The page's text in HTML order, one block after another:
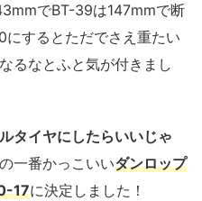
でBT-39は147mmで断
するとただでさえ重たい
るなとふと気が付きまし
タイヤにしたらいいじゃ
一番かっこいいダンロップ
17に決定しました！